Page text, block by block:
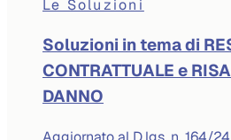
Le Soluzioni
Soluzioni in tema di
CONTRATTUALE e
DANNO